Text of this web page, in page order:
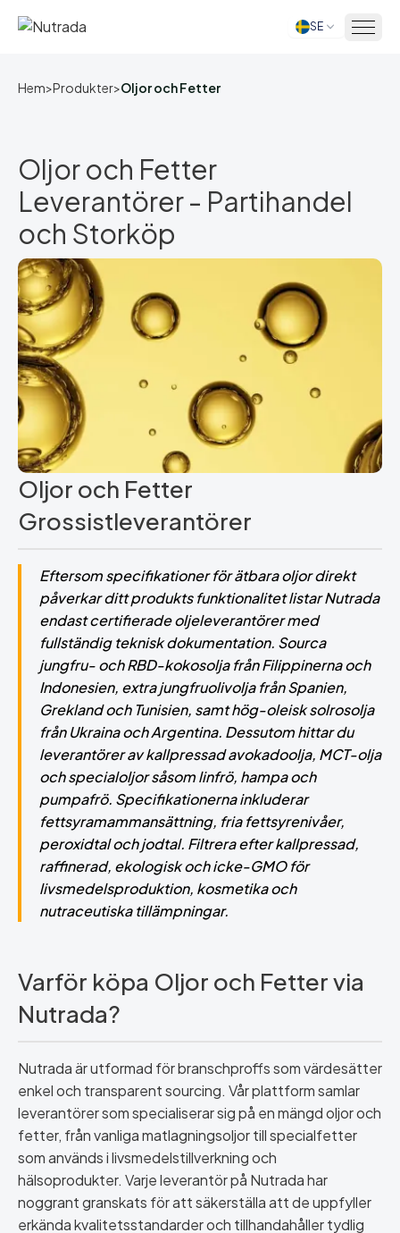
Hem SE
Hem>Produkter>Oljor och Fetter
Oljor och Fetter
Leverantörer - Partihandel
och Storköp
Oljor och Fetter
Grossistleverantörer
Eftersom specifikationer för ätbara oljor direkt
påverkar ditt produkts funktionalitet listar Nutrada
endast certifierade oljeleverantörer med
fullständig teknisk dokumentation. Sourca
jungfru- och RBD-kokosolja från Filippinerna och
Indonesien, extra jungfruolivolja från Spanien,
Grekland och Tunisien, samt hög-oleisk solrosolja
från Ukraina och Argentina. Dessutom hittar du
leverantörer av kallpressad avokadoolja, MCT-olja
och specialoljor såsom linfrö, hampa och
pumpafrö. Specifikationerna inkluderar
fettsyramammansättning, fria fettsyrenivåer,
peroxidtal och jodtal. Filtrera efter kallpressad,
raffinerad, ekologisk och icke-GMO för
livsmedelsproduktion, kosmetika och
nutraceutiska tillämpningar.
Varför köpa Oljor och Fetter via
Nutrada?
Nutrada är utformad för branschproffs som värdesätter
enkel och transparent sourcing. Vår plattform samlar
leverantörer som specialiserar sig på en mängd oljor och
fetter, från vanliga matlagningsoljor till specialfetter
som används i livsmedelstillverkning och
hälsoprodukter. Varje leverantör på Nutrada har
noggrant granskats för att säkerställa att de uppfyller
erkända kvalitetsstandarder och tillhandahåller tydlig